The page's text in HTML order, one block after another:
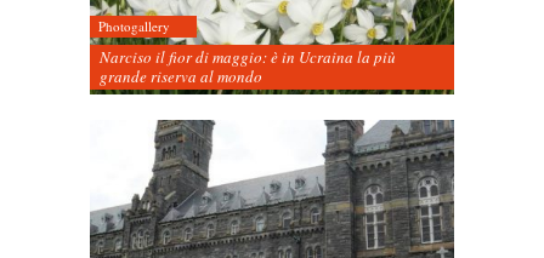
Photogallery
Narciso il fior di maggio: è in Ucraina la più
grande riserva al mondo